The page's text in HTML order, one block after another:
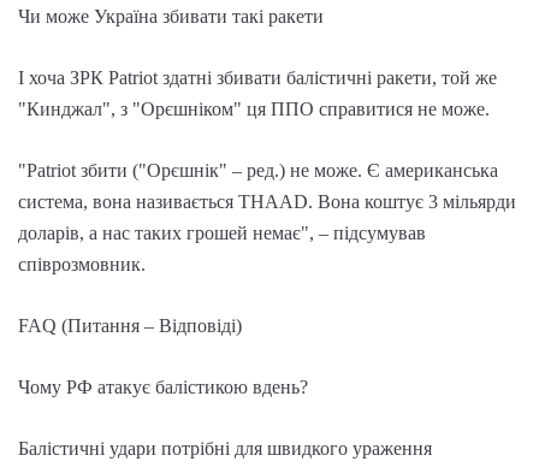
Чи може Україна збивати такі ракети
І хоча ЗРК Patriot здатні збивати балістичні ракети, той же
"Кинджал", з "Орєшніком" ця ППО справитися не може.
"Patriot збити ("Орєшнік" – ред.) не може. Є американська
система, вона називається THAAD. Вона коштує 3 мільярди
доларів, а нас таких грошей немає", – підсумував
співрозмовник.
FAQ (Питання – Відповіді)
Чому РФ атакує балістикою вдень?
Балістичні удари потрібні для швидкого ураження